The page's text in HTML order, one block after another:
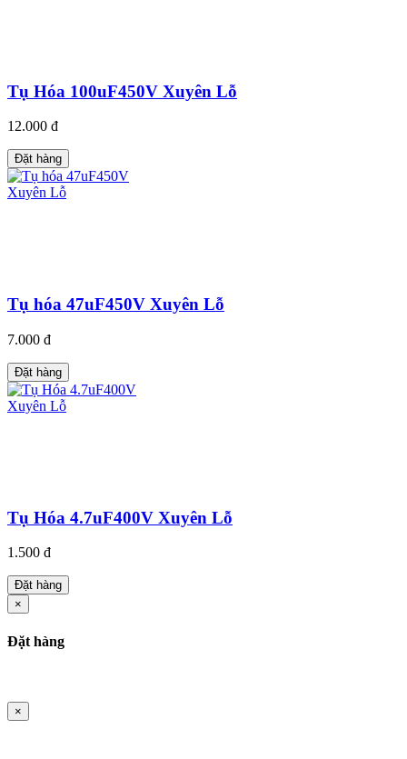
Tụ Hóa 100uF450V Xuyên Lỗ
12.000 đ
Đặt hàng
Tụ hóa 47uF450V Xuyên Lỗ
7.000 đ
Đặt hàng
Tụ Hóa 4.7uF400V Xuyên Lỗ
1.500 đ
Đặt hàng
×
Đặt hàng
×